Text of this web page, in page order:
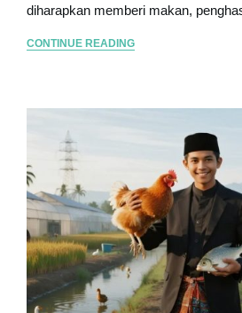
diharapkan memberi makan,
CONTINUE READING